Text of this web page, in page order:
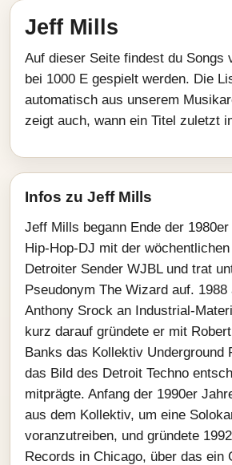
Jeff Mills
Auf dieser Seite findest du Songs
bei 1000 E gespielt werden. Die
automatisch aus unserem
zeigt auch, wann ein Titel zuletzt
Infos zu Jeff Mills
Jeff Mills begann Ende der
Hip‑Hop‑DJ mit der
Detroiter Sender WJBL und trat
Pseudonym The Wizard auf.
Anthony Srock an
kurz darauf gründete er mit
Banks das Kollektiv Underground
das Bild des Detroit Techno
mitprägte. Anfang der 1990er
aus dem Kollektiv, um eine
voranzutreiben, und gründete
Records in Chicago, über das ein